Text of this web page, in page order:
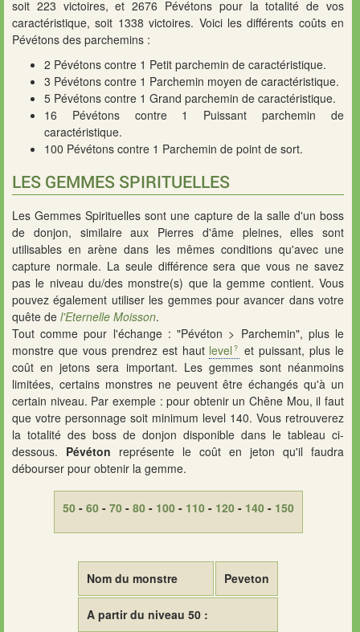
soit 223 victoires, et 2676 Pévétons pour la totalité de vos
caractéristique, soit 1338 victoires. Voici les différents coûts en
Pévétons des parchemins :
2 Pévétons contre 1 Petit parchemin de caractéristique.
3 Pévétons contre 1 Parchemin moyen de caractéristique.
5 Pévétons contre 1 Grand parchemin de caractéristique.
16 Pévétons contre 1 Puissant parchemin de
caractéristique.
100 Pévétons contre 1 Parchemin de point de sort.
LES GEMMES SPIRITUELLES
Les Gemmes Spirituelles sont une capture de la salle d'un boss
de donjon, similaire aux Pierres d'âme pleines, elles sont
utilisables en arène dans les mêmes conditions qu'avec une
capture normale. La seule différence sera que vous ne savez
pas le niveau du/des monstre(s) que la gemme contient. Vous
pouvez également utiliser les gemmes pour avancer dans votre
quête de l'Eternelle Moisson.
Tout comme pour l'échange : "Pévéton > Parchemin", plus le
monstre que vous prendrez est haut level
et puissant, plus le
coût en jetons sera important. Les gemmes sont néanmoins
limitées, certains monstres ne peuvent être échangés qu'à un
certain niveau. Par exemple : pour obtenir un Chêne Mou, il faut
que votre personnage soit minimum level 140. Vous retrouverez
la totalité des boss de donjon disponible dans le tableau ci-
dessous. Pévéton représente le coût en jeton qu'il faudra
débourser pour obtenir la gemme.
50- 60- 70- 80- 100- 110- 120- 140- 150
Nom du monstre Peveton
A partir du niveau 50 :